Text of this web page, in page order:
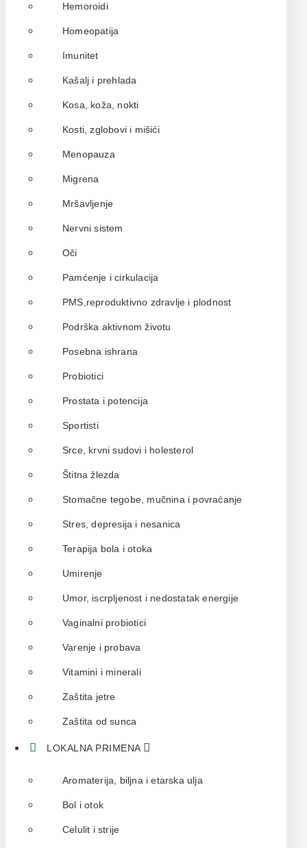
Hemoroidi
Homeopatija
Imunitet
Kašalj i prehlada
Kosa, koža, nokti
Kosti, zglobovi i mišići
Menopauza
Migrena
Mršavljenje
Nervni sistem
Oči
Pamćenje i cirkulacija
PMS,reproduktivno zdravlje i plodnost
Podrška aktivnom životu
Posebna ishrana
Probiotici
Prostata i potencija
Sportisti
Srce, krvni sudovi i holesterol
Štitna žlezda
Stomačne tegobe, mučnina i povraćanje
Stres, depresija i nesanica
Terapija bola i otoka
Umirenje
Umor, iscrpljenost i nedostatak energije
Vaginalni probiotici
Varenje i probava
Vitamini i minerali
Zaštita jetre
Zaštita od sunca
LOKALNA PRIMENA
Aromaterija, biljna i etarska ulja
Bol i otok
Celulit i strije